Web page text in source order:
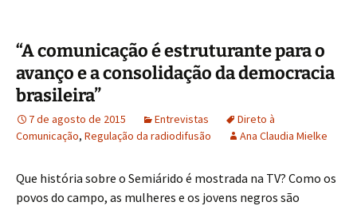
“A comunicação é estruturante para o
avanço e a consolidação da democracia
brasileira”
7 de agosto de 2015 Entrevistas
Direto à
Comunicação, Regulação da radiodifusão Ana Claudia Mielke
Que história sobre o Semiárido é mostrada na TV? Como os
povos do campo, as mulheres e os jovens negros são